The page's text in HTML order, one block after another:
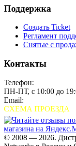
Поддержка
Создать Ticket
Регламент
Снятые с
Контакты
Телефон:
ПН-ПТ, с 10:00 до
Email:
СХЕМА ПРОЕЗДА
© 2008 — 2026.